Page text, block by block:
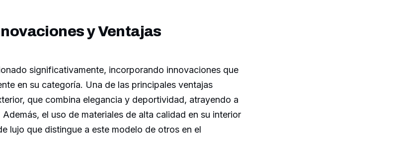
y Ventajas
significativamente, incorporando innovaciones que
en su categoría. Una de las principales ventajas
que combina elegancia y deportividad, atrayendo a
el uso de materiales de alta calidad en su interior
lujo que distingue a este modelo de otros en el